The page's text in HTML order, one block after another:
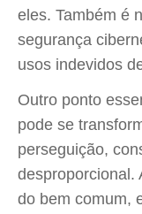
eles. Também é
segurança
usos indevidos
Outro ponto
pode se
perseguição,
desproporcional.
do bem comum,